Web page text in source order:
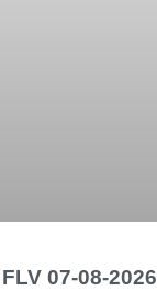
07-08-2026